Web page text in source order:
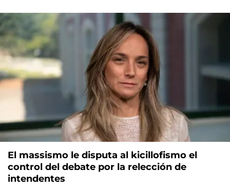
El massismo le disputa al kicillofismo el
control del debate por la relección de
intendentes